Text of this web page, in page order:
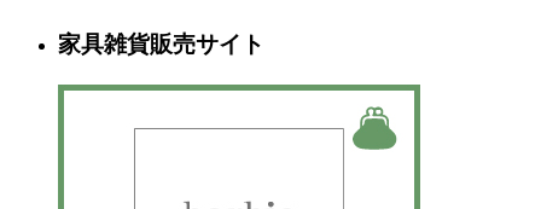
家具雑貨販売サイト